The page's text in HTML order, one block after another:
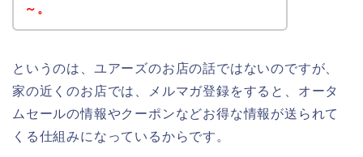
～。
というのは、ユアーズのお店の話ではないのですが、
家の近くのお店では、メルマガ登録をすると、オータ
ムセールの情報やクーポンなどお得な情報が送られて
くる仕組みになっているからです。